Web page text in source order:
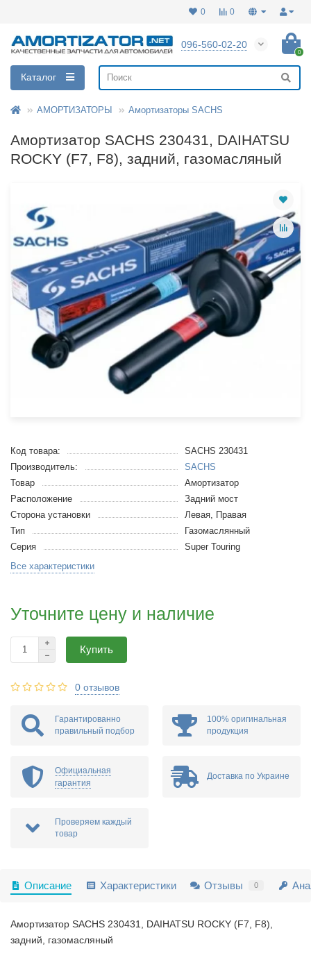
0
0
096-560-02-20
0
Каталог
АМОРТИЗАТОРЫ Амортизаторы SACHS
Амортизатор SACHS 230431, DAIHATSU
ROCKY (F7, F8), задний, газомасляный
Код товара:
SACHS 230431
Производитель:
SACHS
Товар
Амортизатор
Расположение
Задний мост
Сторона установки
Левая, Правая
Тип
Газомаслянный
Серия
Super Touring
Все характеристики
Уточните цену и наличие
Купить
0 отзывов
Гарантированно
правильный подбор
100% оригинальная
продукция
Официальная
гарантия
Доставка по Украине
Проверяем каждый
товар
Описание Характеристики Отзывы 0
Амортизатор SACHS 230431, DAIHATSU ROCKY (F7, F8),
задний, газомасляный